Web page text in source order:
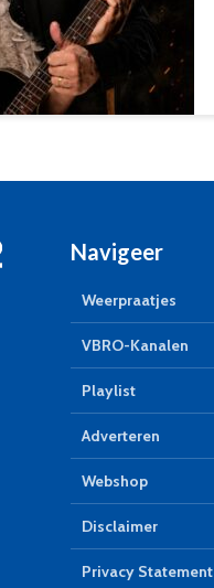
Navigeer
Weerpraatjes
VBRO-Kanalen
Playlist
Adverteren
Webshop
Disclaimer
Privacy Statement